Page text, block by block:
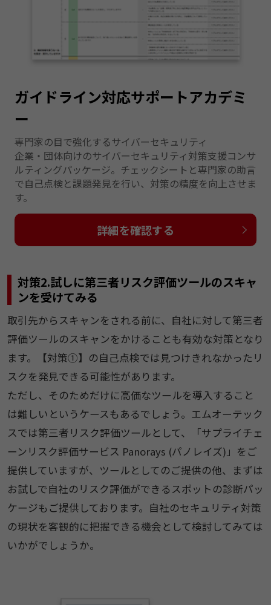
ガイドライン対応サポートアカデミ
ー
専門家の目で強化するサイバーセキュリティ
企業・団体向けのサイバーセキュリティ対策支援コンサ
ルティングパッケージ。チェックシートと専門家の助言
で自己点検と課題発見を行い、対策の精度を向上させま
す。
詳細を確認する
対策2.試しに第三者リスク評価ツールのスキャ
ンを受けてみる
取引先からスキャンをされる前に、自社に対して第三者
評価ツールのスキャンをかけることも有効な対策となり
ます。【対策①】の自己点検では見つけきれなかったリ
スクを発見できる可能性があります。
ただし、そのためだけに高価なツールを導入すること
は難しいというケースもあるでしょう。エムオーテック
スでは第三者リスク評価ツールとして、「サプライチェ
ーンリスク評価サービス Panorays (パノレイズ)」をご
提供していますが、ツールとしてのご提供の他、まずは
お試しで自社のリスク評価ができるスポットの診断パッ
ケージもご提供しております。自社のセキュリティ対策
の現状を客観的に把握できる機会として検討してみては
いかがでしょうか。